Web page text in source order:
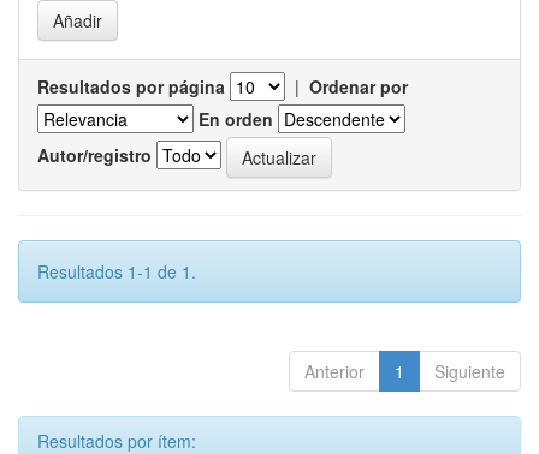
Resultados por página | Ordenar por
En orden
Autor/registro
Resultados 1-1 de 1.
Anterior 1 Siguiente
Resultados por ítem: